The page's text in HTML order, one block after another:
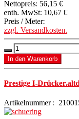
Nettopreis: 56,15 €
enth. MwSt: 10,67 €
Preis / Meter:
zzgl. Versandkosten.
Prestige I-
Artikelnummer :